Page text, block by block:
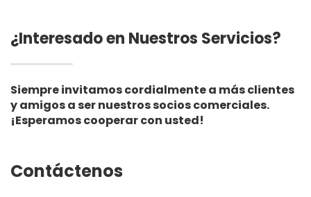
¿Interesado en Nuestros Servicios?
Siempre invitamos cordialmente a más clientes
y amigos a ser nuestros socios comerciales.
¡Esperamos cooperar con usted!
Contáctenos